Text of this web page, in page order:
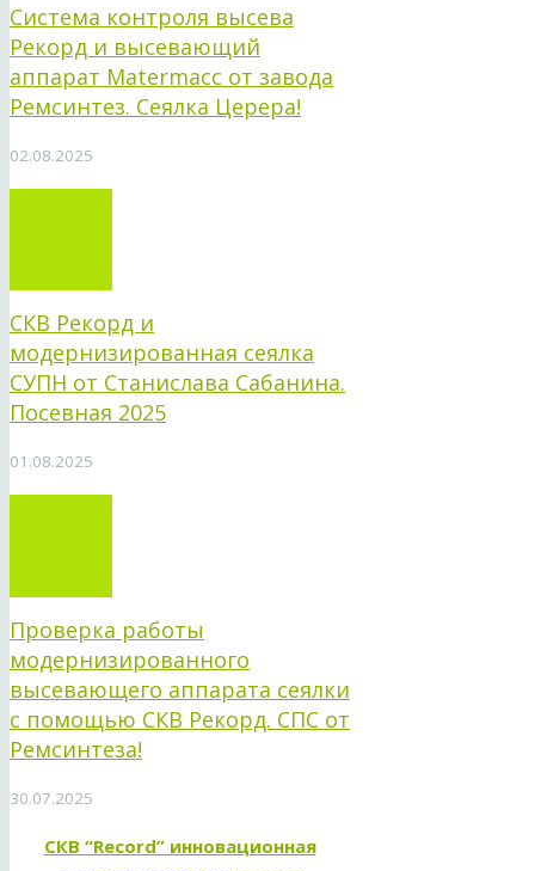
Система контроля высева
Рекорд и высевающий
аппарат Matermacc от завода
Ремсинтез. Сеялка Церера!
02.08.2025
СКВ Рекорд и
модернизированная сеялка
СУПН от Станислава Сабанина.
Посевная 2025
01.08.2025
Проверка работы
модернизированного
высевающего аппарата сеялки
с помощью СКВ Рекорд. СПС от
Ремсинтеза!
30.07.2025
СКВ “Record” инновационная